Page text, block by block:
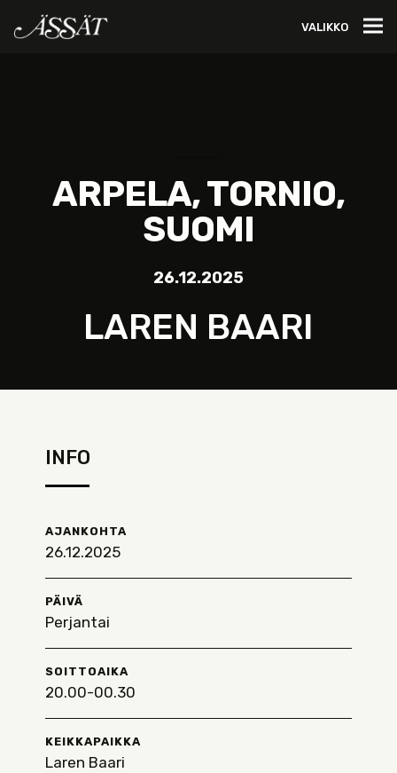
VALIKKO
ARPELA, TORNIO,
SUOMI
26.12.2025
LAREN BAARI
INFO
AJANKOHTA
26.12.2025
PÄIVÄ
Perjantai
SOITTOAIKA
20.00-00.30
KEIKKAPAIKKA
Laren Baari